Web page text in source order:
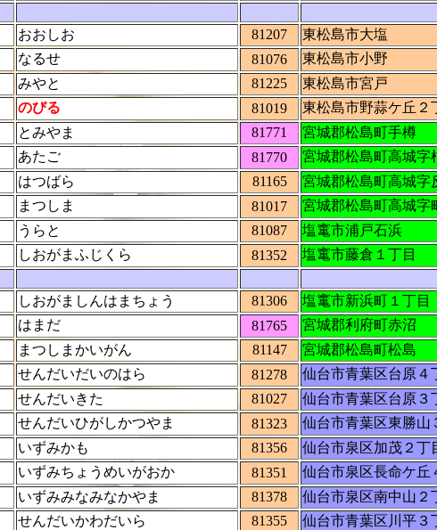
おおしお 81207 東松島市大塩
なるせ 81076 東松島市小野
みやと 81225 東松島市宮
のびる 81019 東松島市野蒜ケ丘２
とみやま 81771 宮城郡松島町手樽
あたご 81770 宮城郡松島町高城字
はつばら 81165 宮城郡松島町高城字
まつしま 81017 宮城郡松島町高城字
うらと 81087 塩竃市浦戸
しおがまふじくら 81352 塩竃市藤倉１丁目
しおがましんはまちょう 81306 塩竃市新浜町１丁目
はまだ 81765 宮城郡利府町赤沼
まつしまかいがん 81147 宮城郡松島町松島
せんだいだいのはら 81278 仙台市青葉区台原４
せんだいきた 81027 仙台市青葉区台原３
せんだいひがしかつやま 81323 仙台市青葉区東勝山
いずみかも 81356 仙台市泉区加茂２丁
いずみちょうめいがおか 81351 仙台市泉区長命ケ丘
いずみみなみなかやま 81378 仙台市泉区南中山２
せんだいかわだいら 81355 仙台市青葉区川平３